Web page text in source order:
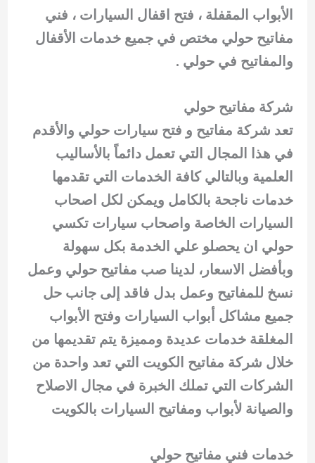
الأبواب المقفلة ، فتح اقفال السيارات ، فني
مفاتيح حولي مختص في جميع خدمات الأقفال
والمفاتيح في حولي .
شركة مفاتيح حولي
تعد شركة مفاتيح و فتح سيارات حولي والأقدم
في هذا المجال التي تعمل دائماً بالأساليب
العلمية وبالتالي كافة الخدمات التي تقدمها
خدمات ناجحة بالكامل ويمكن لكل اصحاب
السيارات الخاصة واصحاب سيارات تكسي
حولي ان يحصلو علي الخدمة بكل سهولة
وبأفضل الاسعار، لدينا صب مفاتيح حولي وعمل
نسخ للمفاتيح وعمل بدل فاقد إلى جانب حل
جميع مشاكل أبواب السيارات وفتح الأبواب
المغلقة خدمات عديدة ومميزة يتم تقديمها من
خلال شركة مفاتيح الكويت التي تعد واحدة من
الشركات التي تملك الخبرة في مجال الاصلاح
والصيانة لأبواب ومفاتيح السيارات بالكويت
خدمات فني مفاتيح حولي